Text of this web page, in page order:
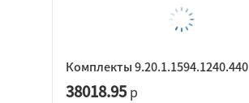
Комплекты 9.20.1.1594.1240.440
38018.95р